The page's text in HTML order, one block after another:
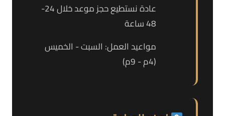
عادة نستطيع حجز موعد خلال 24-
48 ساعة
مواعيد العمل: السبت - الخميس
(4م - 9م)